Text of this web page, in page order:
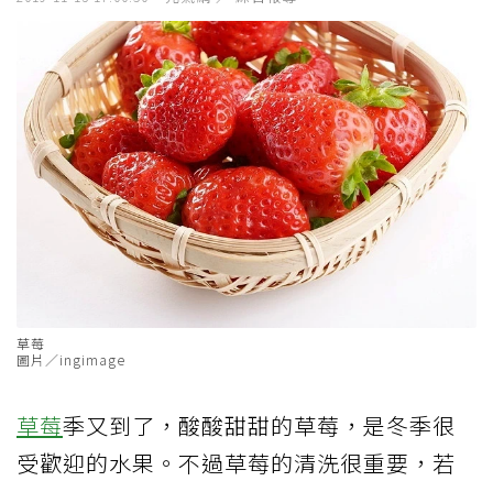
草莓
圖片／ingimage
草莓季又到了，酸酸甜甜的草莓，是冬季很
受歡迎的水果。不過草莓的清洗很重要，若